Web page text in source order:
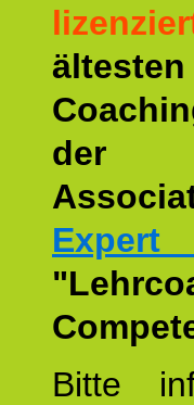
der
Bitte